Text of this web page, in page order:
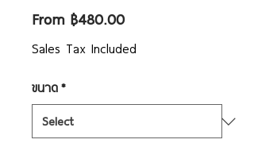
From ฿480.00Sale
Price
Sales Tax Included
ขนาด*